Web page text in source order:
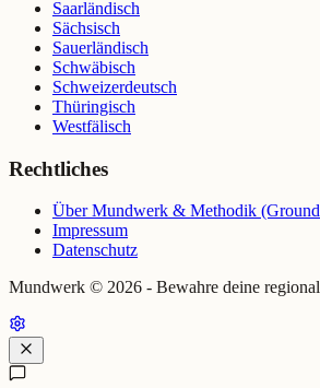
Saarländisch
Sächsisch
Sauerländisch
Schwäbisch
Schweizerdeutsch
Thüringisch
Westfälisch
Rechtliches
Über Mundwerk & Methodik
Impressum
Datenschutz
Mundwerk © 2026 - Bewahre deine